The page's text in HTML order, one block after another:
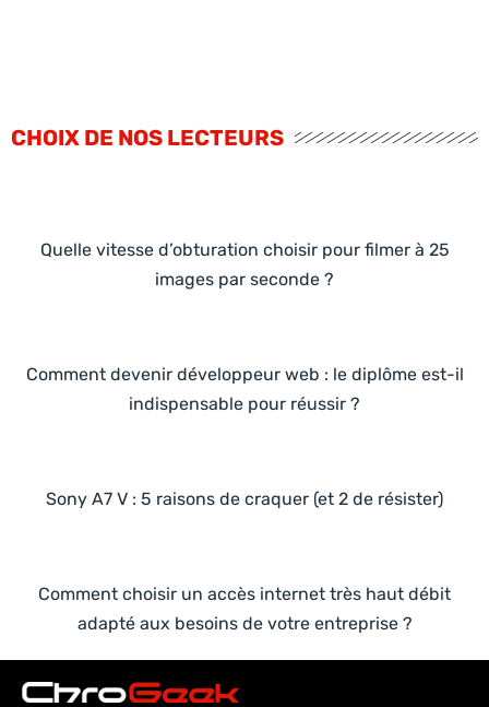
CHOIX DE NOS LECTEURS
Quelle vitesse d’obturation choisir pour filmer à 25
images par seconde ?
Comment devenir développeur web : le diplôme est-il
indispensable pour réussir ?
Sony A7 V : 5 raisons de craquer (et 2 de résister)
Comment choisir un accès internet très haut débit
adapté aux besoins de votre entreprise ?